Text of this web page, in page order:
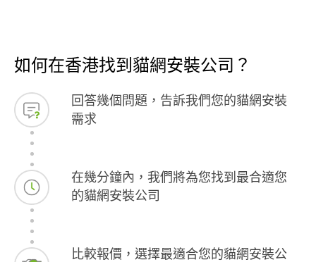
如何在香港找到貓網安裝公司？
回答幾個問題，告訴我們您的貓網安裝
需求
在幾分鐘內，我們將為您找到最合適您
的貓網安裝公司
比較報價，選擇最適合您的貓網安裝公